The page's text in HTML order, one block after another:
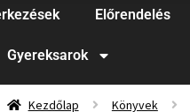
Előrendelés
Gyereksarok
Kezdőlap Könyvek